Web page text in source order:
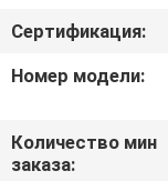
ПРОВЕРКА
КАЧЕСТВА
Сертификация:
Номер модели:
Количество мин
заказа: